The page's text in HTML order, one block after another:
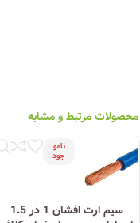
محصولات مرتبط و مشابه
نامو
جود
سیم ارت افشان 1 در 1.5